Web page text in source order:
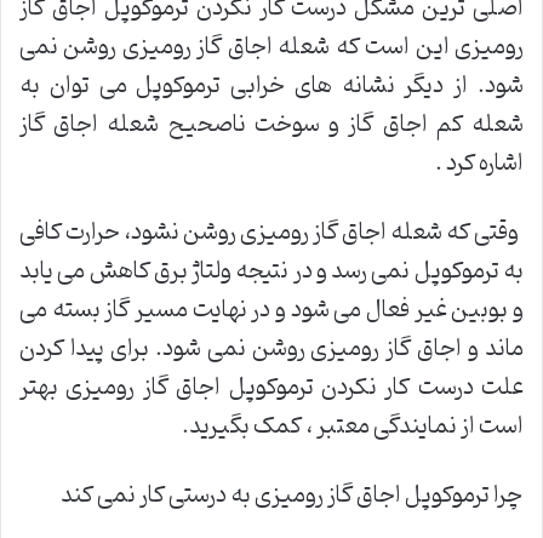
رومیزی این است که شعله اجاق گاز رومیزی روشن نمی
شود. از دیگر نشانه های خرابی ترموکوپل می توان به
شعله کم اجاق گاز و سوخت ناصحیح شعله اجاق گاز
اشاره کرد .
وقتی که شعله اجاق گاز رومیزی روشن نشود، حرارت کافی
به ترموکوپل نمی رسد و در نتیجه ولتاژ برق کاهش می یابد
و بوبین غیر فعال می شود و در نهایت مسیر گاز بسته می
ماند و اجاق گاز رومیزی روشن نمی شود. برای پیدا کردن
علت درست کار نکردن ترموکوپل اجاق گاز رومیزی بهتر
است از نمایندگی معتبر ، کمک بگیرید.
چرا ترموکوپل اجاق گاز رومیزی به درستی کار نمی کند